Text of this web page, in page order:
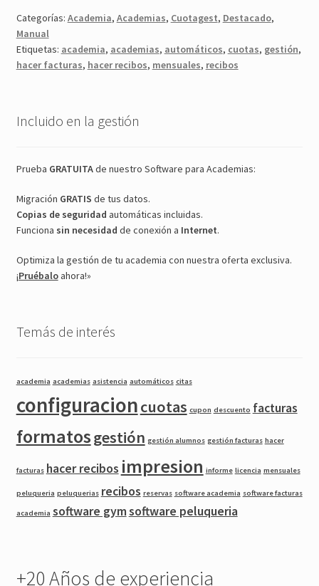
Categorías: Academia, Academias, Cuotagest, Destacado,
Manual
Etiquetas: academia, academias, automáticos, cuotas, gestión,
hacer facturas, hacer recibos, mensuales, recibos
Incluido en la gestión
Prueba GRATUITAde nuestro Software para Academias:
Migración GRATIS de tus datos.
Copias de seguridad automáticas incluidas.
Funciona sin necesidad de conexión a Internet.
Optimiza la gestión de tu academia con nuestra oferta exclusiva.
¡Pruébaloahora!»
Temás de interés
academia academias asistencia automáticos citas
configuracioncuotas cupon descuento facturas
formatosgestión gestión alumnos gestión facturas hacer
facturas hacer recibos impresion informe licencia mensuales
peluqueria peluquerias recibos reservas software academia software facturas
academia software gymsoftware peluqueria
+20 Años de experiencia